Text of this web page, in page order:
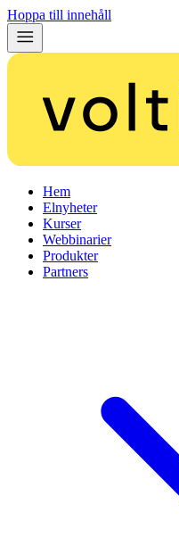
Hoppa till innehåll
Hem
Elnyheter
Kurser
Webbinarier
Produkter
Partners